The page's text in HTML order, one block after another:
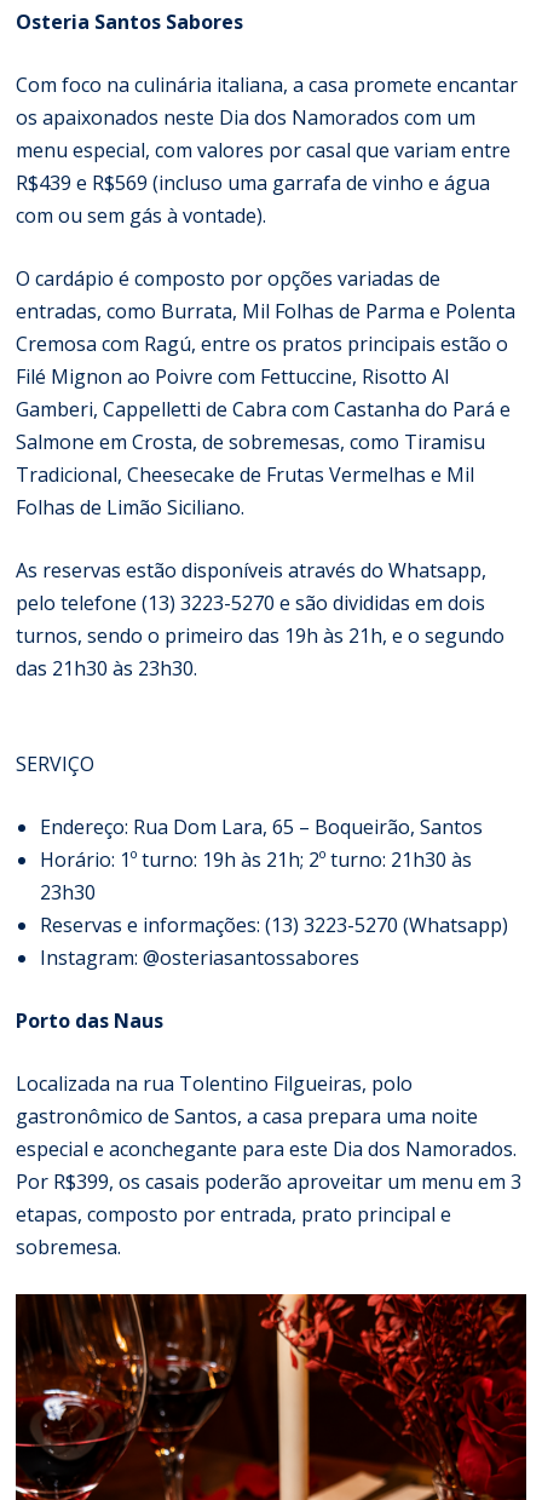
Osteria Santos Sabores
Com foco na culinária italiana, a casa promete encantar
os apaixonados neste Dia dos Namorados com um
menu especial, com valores por casal que variam entre
R$439 e R$569 (incluso uma garrafa de vinho e água
com ou sem gás à vontade).
O cardápio é composto por opções variadas de
entradas, como Burrata, Mil Folhas de Parma e Polenta
Cremosa com Ragú, entre os pratos principais estão o
Filé Mignon ao Poivre com Fettuccine, Risotto Al
Gamberi, Cappelletti de Cabra com Castanha do Pará e
Salmone em Crosta, de sobremesas, como Tiramisu
Tradicional, Cheesecake de Frutas Vermelhas e Mil
Folhas de Limão Siciliano.
As reservas estão disponíveis através do Whatsapp,
pelo telefone (13) 3223-5270 e são divididas em dois
turnos, sendo o primeiro das 19h às 21h, e o segundo
das 21h30 às 23h30.
SERVIÇO
Endereço: Rua Dom Lara, 65 – Boqueirão, Santos
Horário: 1º turno: 19h às 21h; 2º turno: 21h30 às
23h30
Reservas e informações: (13) 3223-5270 (Whatsapp)
Instagram: @osteriasantossabores
Porto das Naus
Localizada na rua Tolentino Filgueiras, polo
gastronômico de Santos, a casa prepara uma noite
especial e aconchegante para este Dia dos Namorados.
Por R$399, os casais poderão aproveitar um menu em 3
etapas, composto por entrada, prato principal e
sobremesa.